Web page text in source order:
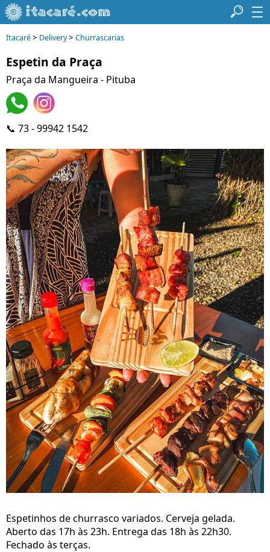
Itacaré> Delivery> Churrascarias
Espetin da Praça
Praça da Mangueira - Pituba
📞 73 - 99942 1542
Espetinhos de churrasco variados. Cerveja gelada.
Aberto das 17h às 23h. Entrega das 18h às 22h30.
Fechado às terças.